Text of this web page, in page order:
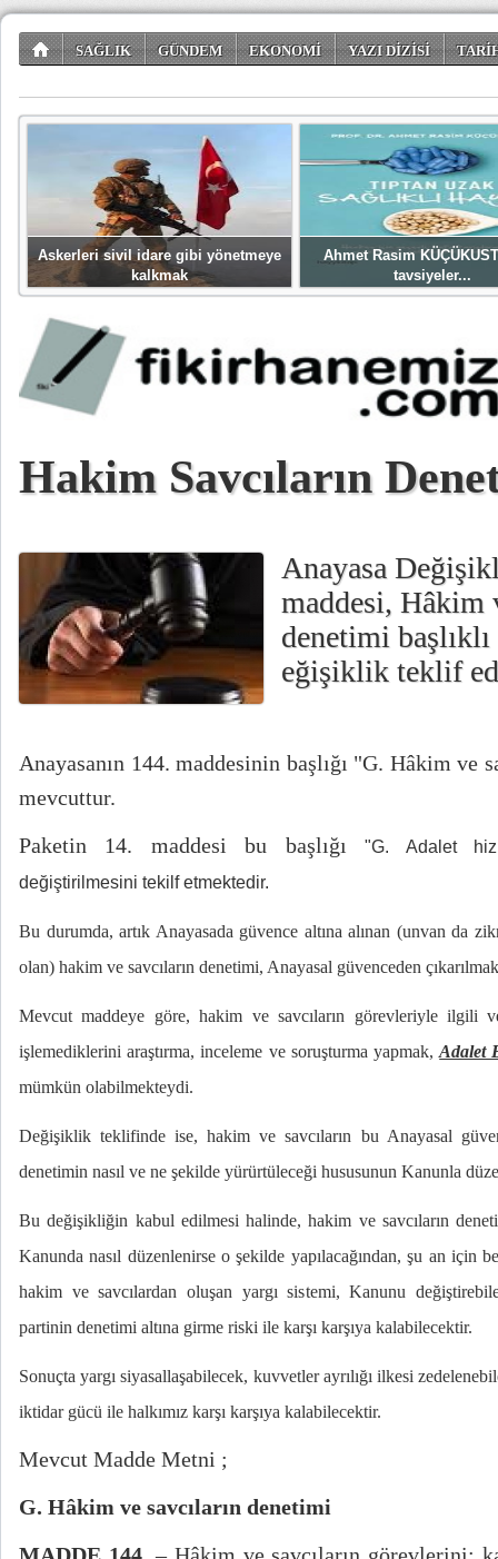
SAĞLIK GÜNDEM EKONOMİ YAZI DİZİSİ
Askerleri sivil idare gibi yönetmeye
kalkmak
Ahmet Rasim
tavsiyeler...
Hakim Savcıların
Anayasa
maddesi, Hâkim
denetimi
eğişiklik teklif
Anayasanın 144. maddesinin başlığı "G. Hâkim ve
mevcuttur.
Paketin 14. maddesi bu başlığı"G. Adalet
değiştirilmesini tekilf etmektedir.
Bu durumda, artık Anayasada güvence altına alınan (unvan da
olan) hakim ve savcıların denetimi, Anayasal güvenceden
Mevcut maddeye göre, hakim ve savcıların görevleriyle ilgili
işlemediklerini araştırma, inceleme ve soruşturma yapmak,Adalet
mümkün olabilmekteydi.
Değişiklik teklifinde ise, hakim ve savcıların bu Anayasal
denetimin nasıl ve ne şekilde yürürtüleceği hususunun Kanunla
Bu değişikliğin kabul edilmesi halinde, hakim ve savcıların
Kanunda nasıl düzenlenirse o şekilde yapılacağından, şu an için
hakim ve savcılardan oluşan yargı sistemi, Kanunu
partinin denetimi altına girme riski ile karşı karşıya kalabilecektir.
Sonuçta yargı siyasallaşabilecek, kuvvetler ayrılığı ilkesi
iktidar gücü ile halkımız karşı karşıya kalabilecektir.
Mevcut Madde Metni ;
G. Hâkim ve savcıların denetimi